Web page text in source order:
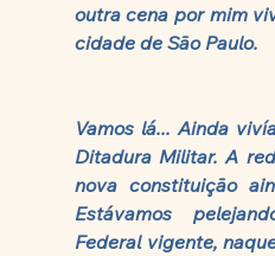
outra cena por mim
cidade de São Paulo.
Vamos lá... Ainda
Ditadura Militar. A
nova constituição
Estávamos
Federal vigente,